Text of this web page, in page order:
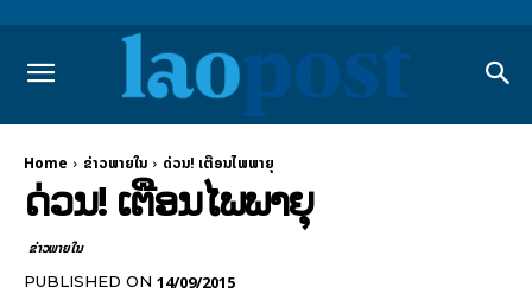
Home ຂ່າວພາຍ​ໃນ ດ່ວນ! ເຕືອນໄພພາຍຸ
ດ່ວນ! ເຕືອນໄພພາຍຸ
ຂ່າວພາຍ​ໃນ
PUBLISHED ON 14/09/2015